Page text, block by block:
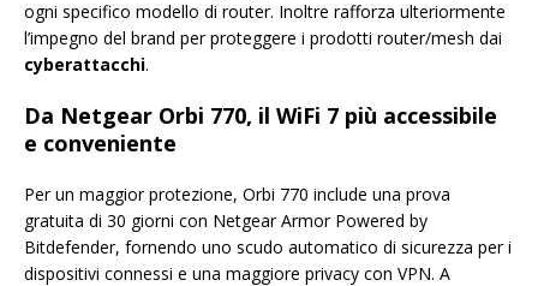
ogni specifico modello di router. Inoltre rafforza ulteriormente
l’impegno del brand per proteggere i prodotti router/mesh dai
cyberattacchi.
Da Netgear Orbi 770, il WiFi 7 più accessibile
e conveniente
Per un maggior protezione, Orbi 770 include una prova
gratuita di 30 giorni con Netgear Armor Powered by
Bitdefender, fornendo uno scudo automatico di sicurezza per i
dispositivi connessi e una maggiore privacy con VPN. A